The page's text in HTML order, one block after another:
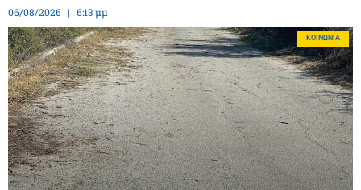
06/08/2026 6:13 μμ
ΚΟΙΝΩΝΊΑ